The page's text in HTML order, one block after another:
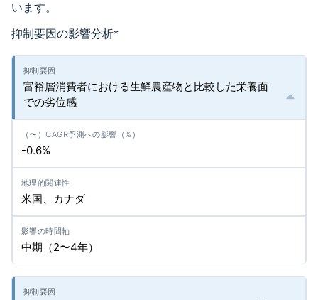
います。
抑制要因の影響分析*
富裕層消費者における生鮮農産物と比較した栄養面
での劣位感
-0.6%
米国、カナダ
中期（2〜4年）